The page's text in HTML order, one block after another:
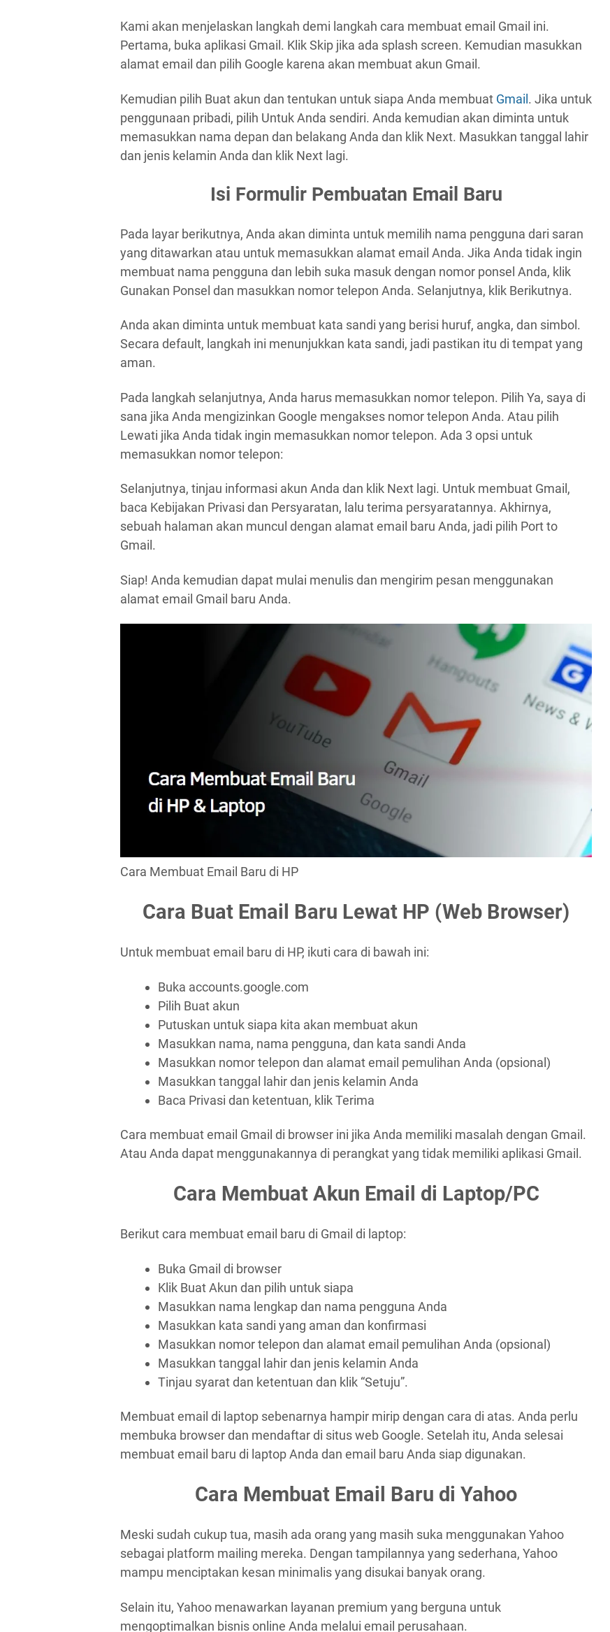
Kami akan menjelaskan langkah demi langkah cara membuat email Gmail ini.
Pertama, buka aplikasi Gmail. Klik Skip jika ada splash screen. Kemudian masukkan
alamat email dan pilih Google karena akan membuat akun Gmail.
Kemudian pilih Buat akun dan tentukan untuk siapa Anda membuat Gmail. Jika untuk
penggunaan pribadi, pilih Untuk Anda sendiri. Anda kemudian akan diminta untuk
memasukkan nama depan dan belakang Anda dan klik Next. Masukkan tanggal lahir
dan jenis kelamin Anda dan klik Next lagi.
Isi Formulir Pembuatan Email Baru
Pada layar berikutnya, Anda akan diminta untuk memilih nama pengguna dari saran
yang ditawarkan atau untuk memasukkan alamat email Anda. Jika Anda tidak ingin
membuat nama pengguna dan lebih suka masuk dengan nomor ponsel Anda, klik
Gunakan Ponsel dan masukkan nomor telepon Anda. Selanjutnya, klik Berikutnya.
Anda akan diminta untuk membuat kata sandi yang berisi huruf, angka, dan simbol.
Secara default, langkah ini menunjukkan kata sandi, jadi pastikan itu di tempat yang
aman.
Pada langkah selanjutnya, Anda harus memasukkan nomor telepon. Pilih Ya, saya di
sana jika Anda mengizinkan Google mengakses nomor telepon Anda. Atau pilih
Lewati jika Anda tidak ingin memasukkan nomor telepon. Ada 3 opsi untuk
memasukkan nomor telepon:
Selanjutnya, tinjau informasi akun Anda dan klik Next lagi. Untuk membuat Gmail,
baca Kebijakan Privasi dan Persyaratan, lalu terima persyaratannya. Akhirnya,
sebuah halaman akan muncul dengan alamat email baru Anda, jadi pilih Port to
Gmail.
Siap! Anda kemudian dapat mulai menulis dan mengirim pesan menggunakan
alamat email Gmail baru Anda.
Cara Membuat Email Baru di HP
Cara Buat Email Baru Lewat HP (Web Browser)
Untuk membuat email baru di HP, ikuti cara di bawah ini:
Buka accounts.google.com
Pilih Buat akun
Putuskan untuk siapa kita akan membuat akun
Masukkan nama, nama pengguna, dan kata sandi Anda
Masukkan nomor telepon dan alamat email pemulihan Anda (opsional)
Masukkan tanggal lahir dan jenis kelamin Anda
Baca Privasi dan ketentuan, klik Terima
Cara membuat email Gmail di browser ini jika Anda memiliki masalah dengan Gmail.
Atau Anda dapat menggunakannya di perangkat yang tidak memiliki aplikasi Gmail.
Cara Membuat Akun Email di Laptop/PC
Berikut cara membuat email baru di Gmail di laptop:
Buka Gmail di browser
Klik Buat Akun dan pilih untuk siapa
Masukkan nama lengkap dan nama pengguna Anda
Masukkan kata sandi yang aman dan konfirmasi
Masukkan nomor telepon dan alamat email pemulihan Anda (opsional)
Masukkan tanggal lahir dan jenis kelamin Anda
Tinjau syarat dan ketentuan dan klik “Setuju”.
Membuat email di laptop sebenarnya hampir mirip dengan cara di atas. Anda perlu
membuka browser dan mendaftar di situs web Google. Setelah itu, Anda selesai
membuat email baru di laptop Anda dan email baru Anda siap digunakan.
Cara Membuat Email Baru di Yahoo
Meski sudah cukup tua, masih ada orang yang masih suka menggunakan Yahoo
sebagai platform mailing mereka. Dengan tampilannya yang sederhana, Yahoo
mampu menciptakan kesan minimalis yang disukai banyak orang.
Selain itu, Yahoo menawarkan layanan premium yang berguna untuk
mengoptimalkan bisnis online Anda melalui email perusahaan.